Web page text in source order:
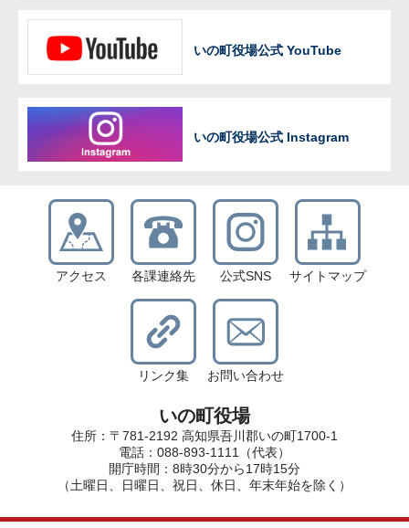
いの町役場公式 YouTube
いの町役場公式 Instagram
いの町役場
住所：〒781-2192 高知県吾川郡いの町1700-1
電話：088-893-1111（代表）
開庁時間：8時30分から17時15分
（土曜日、日曜日、祝日、休日、年末年始を除く）
アクセス 各課連絡先 公式SNS サイトマップ
リンク集 お問い合わせ